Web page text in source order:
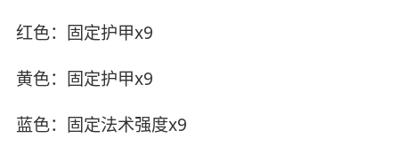
红色：固定护甲x9
黄色：固定护甲x9
蓝色：固定法术强度x9